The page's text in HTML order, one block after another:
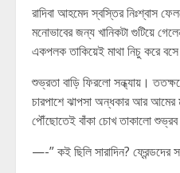
রাদিবা আহমেদ স্বস্তির নিঃশ্বাস
মনোভাবের জন্য খানিকটা গুটিয়ে
একপলক তাকিয়েই মাথা নিচু করে
শুভ্রতা বাড়ি ফিরলো সন্ধ্যায়।
চারপাশে ঝাপসা অন্ধকার আর
পৌঁছোতেই বাঁকা চোখ তাকালো
—-” কই ছিলি সারাদিন? ফ্রেন্ডদের